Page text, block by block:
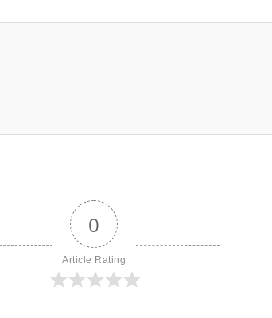
0
Article Rating